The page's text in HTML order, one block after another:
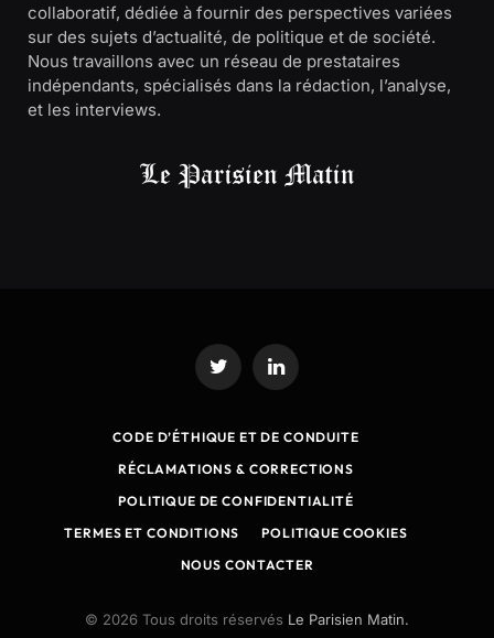
collaboratif, dédiée à fournir des perspectives variées
sur des sujets d’actualité, de politique et de société.
Nous travaillons avec un réseau de prestataires
indépendants, spécialisés dans la rédaction, l’analyse,
et les interviews.
Twitter LinkedIn
CODE D’ÉTHIQUE ET DE CONDUITE
RÉCLAMATIONS & CORRECTIONS
POLITIQUE DE CONFIDENTIALITÉ
TERMES ET CONDITIONS
POLITIQUE COOKIES
NOUS CONTACTER
© 2026 Tous droits réservés Le Parisien Matin.